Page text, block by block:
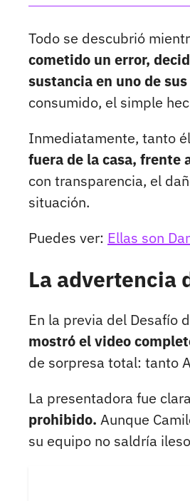
Todo se descubrió
cometido un error,
sustancia en uno de
consumido, el simple
Inmediatamente, tanto
fuera de la casa, frente
con transparencia, el
situación.
Puedes ver: Ellas son
La advertencia
En la previa del Desafío
mostró el video
de sorpresa total: tanto
La presentadora fue
prohibido. Aunque
su equipo no saldría